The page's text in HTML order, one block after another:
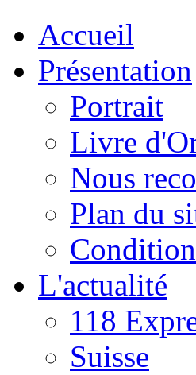
Accueil
Présentation
Portrait
Livre
Nous
Plan du
L'actualité
118
Suisse